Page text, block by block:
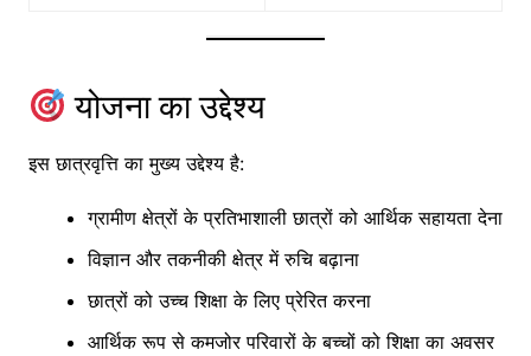
योजना का उद्देश्य
इस छात्रवृत्ति का मुख्य उद्देश्य है:
ग्रामीण क्षेत्रों के प्रतिभाशाली छात्रों को आर्थिक सहायता देना
विज्ञान और तकनीकी क्षेत्र में रुचि बढ़ाना
छात्रों को उच्च शिक्षा के लिए प्रेरित करना
आर्थिक रूप से कमजोर परिवारों के बच्चों को शिक्षा का अवसर